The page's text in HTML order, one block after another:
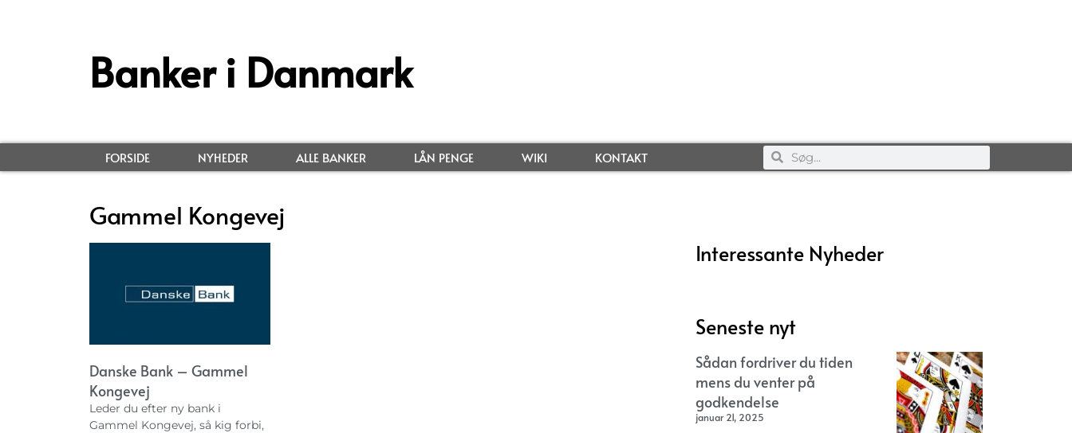
Banker i Danmark
FORSIDE NYHEDER ALLE BANKER LÅN PENGE WIKI KONTAKT
Gammel Kongevej
Danske Bank – Gammel
Kongevej
Leder du efter ny bank i
Gammel Kongevej, så kig forbi,
Interessante Nyheder
Seneste nyt
Sådan fordriver du tiden
mens du venter på
godkendelse
januar 21, 2025